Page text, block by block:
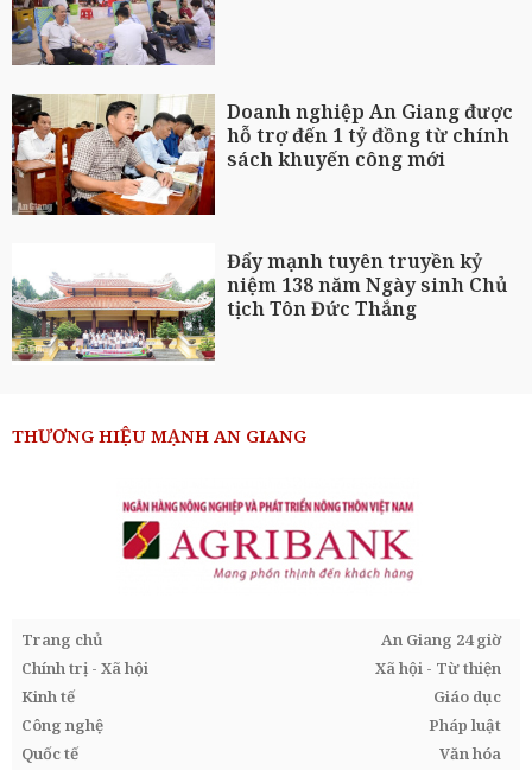
Doanh nghiệp An Giang được
hỗ trợ đến 1 tỷ đồng từ chính
sách khuyến công mới
Đẩy mạnh tuyên truyền kỷ
niệm 138 năm Ngày sinh Chủ
tịch Tôn Đức Thắng
THƯƠNG HIỆU MẠNH AN GIANG
Trang chủ
An Giang 24 giờ
Chính trị - Xã hội
Xã hội - Từ thiện
Kinh tế
Giáo dục
Công nghệ
Pháp luật
Quốc tế
Văn hóa